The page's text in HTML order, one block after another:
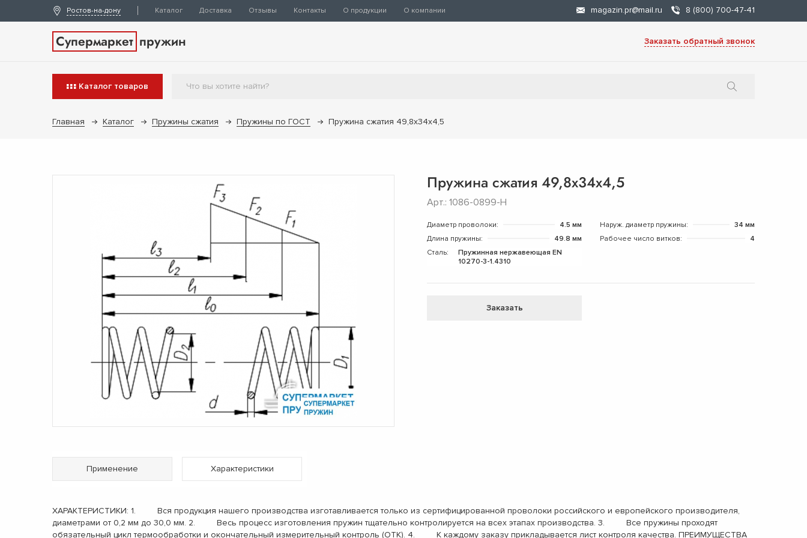
Ростов-на-дону Каталог Доставка Отзывы Контакты О продукции О компании magazin.pr@mail.ru 8 (800) 700-47-41
Супермаркет пружин Заказать обратный звонок
Каталог товаров
Главная Каталог Пружины сжатия Пружины по ГОСТ Пружина сжатия 49,8х34х4,5
Пружина сжатия 49,8х34х4,5
Арт.: 1086-0899-Н
Диаметр проволоки: 4.5 мм Наруж. диаметр пружины:
34 мм
Длина пружины:
49.8 мм Рабочее число витков:
4
Сталь:
Пружинная нержавеющая EN
10270-3-1.4310
Заказать
Применение Характеристики
ХАРАКТЕРИСТИКИ: 1. Вся продукция нашего производства изготавливается только из сертифицированной проволоки российского и европейского производителя,
диаметрами от 0,2 мм до 30,0 мм. 2. Весь процесс изготовления пружин тщательно контролируется на всех этапах производства. 3. Все пружины проходят
обязательный цикл термообработки и окончательный измерительный контроль (ОТК). 4. К каждому заказу прикладывается лист контроля качества. ПРЕИМУЩЕСТВА